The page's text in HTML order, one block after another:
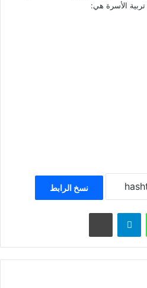
نسخ الرابط
واتساب تيلقرام مشاركة عبر البريد